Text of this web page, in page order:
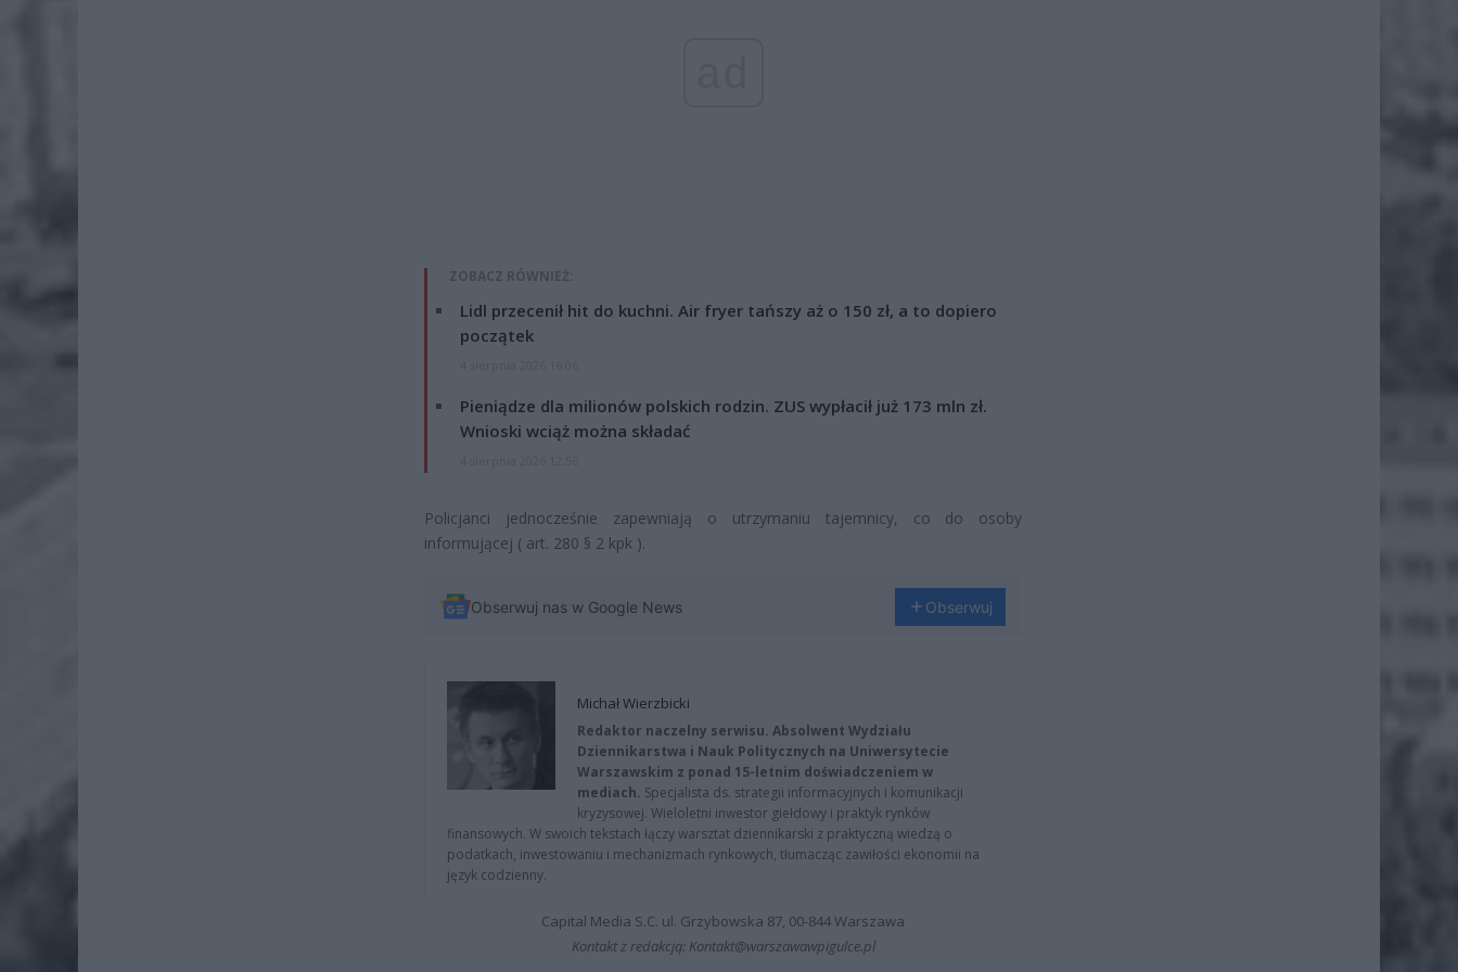
ZOBACZ RÓWNIEŻ:
Lidl przecenił hit do kuchni. Air fryer tańszy aż o 150 zł, a to dopiero
początek
Pieniądze dla milionów polskich rodzin. ZUS wypłacił już 173 mln zł.
Wnioski wciąż można składać
Policjanci jednocześnie zapewniają o utrzymaniu tajemnicy, co do osoby
informującej ( art. 280 § 2 kpk ).
Obserwuj nas w Google News Obserwuj
Michał Wierzbicki
Redaktor naczelny serwisu. Absolwent Wydziału
Dziennikarstwa i Nauk Politycznych na Uniwersytecie
Warszawskim z ponad 15-letnim doświadczeniem w
mediach. Specjalista ds. strategii informacyjnych i komunikacji
kryzysowej. Wieloletni inwestor giełdowy i praktyk rynków
finansowych. W swoich tekstach łączy warsztat dziennikarski z praktyczną wiedzą o
podatkach, inwestowaniu i mechanizmach rynkowych, tłumacząc zawiłości ekonomii na
język codzienny.
Capital Media S.C. ul. Grzybowska 87, 00-844 Warszawa
Kontakt z redakcją: Kontakt@warszawawpigulce.pl